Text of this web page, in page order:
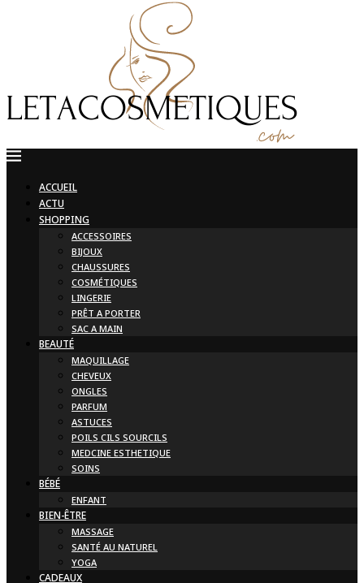
ACCUEIL
ACTU
SHOPPING
ACCESSOIRES
BIJOUX
CHAUSSURES
COSMÉTIQUES
LINGERIE
PRÊT A PORTER
SAC A MAIN
BEAUTÉ
MAQUILLAGE
CHEVEUX
ONGLES
PARFUM
ASTUCES
POILS CILS SOURCILS
MEDCINE ESTHETIQUE
SOINS
BÉBÉ
ENFANT
BIEN-ÊTRE
MASSAGE
SANTÉ AU NATUREL
YOGA
CADEAUX